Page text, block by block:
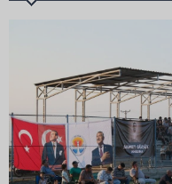
Feke
Valisi
Yeni